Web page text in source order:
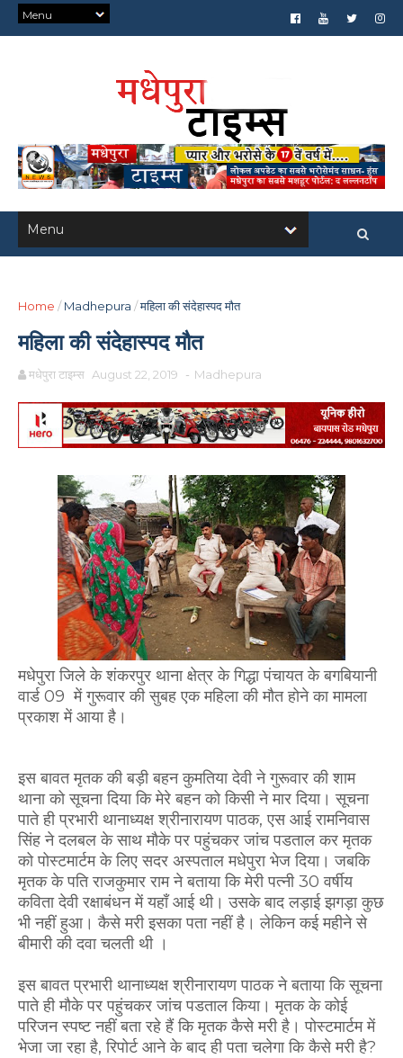
Home / Madhepura /महिला की संदेहास्पद मौत
महिला की संदेहास्पद मौत
मधेपुरा टाइम्स August 22, 2019 - Madhepura
मधेपुरा जिले के शंकरपुर थाना क्षेत्र के गिद्धा पंचायत के बगबियानी
वार्ड 09 में गुरूवार की सुबह एक महिला की मौत होने का मामला
प्रकाश में आया है।
इस बावत मृतक की बड़ी बहन कुमतिया देवी ने गुरूवार की शाम
थाना को सूचना दिया कि मेरे बहन को किसी ने मार दिया। सूचना
पाते ही प्रभारी थानाध्यक्ष श्रीनारायण पाठक, एस आई रामनिवास
सिंह ने दलबल के साथ मौके पर पहुंचकर जांच पडताल कर मृतक
को पोस्टमार्टम के लिए सदर अस्पताल मधेपुरा भेज दिया। जबकि
मृतक के पति राजकुमार राम ने बताया कि मेरी पत्नी 30 वर्षीय
कविता देवी रक्षाबंधन में यहाँ आई थी। उसके बाद लड़ाई झगड़ा कुछ
भी नहीं हुआ। कैसे मरी इसका पता नहीं है। लेकिन कई महीने से
बीमारी की दवा चलती थी ।
इस बावत प्रभारी थानाध्यक्ष श्रीनारायण पाठक ने बताया कि सूचना
पाते ही मौके पर पहुंचकर जांच पडताल किया। मृतक के कोई
परिजन स्पष्ट नहीं बता रहे हैं कि मृतक कैसे मरी है। पोस्टमार्टम में
भेजा जा रहा है, रिपोर्ट आने के बाद ही पता चलेगा कि कैसे मरी है?